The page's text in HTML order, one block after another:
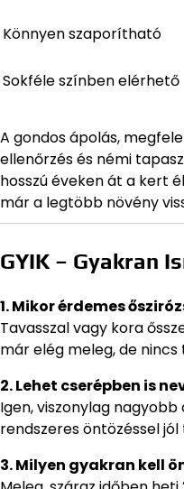
Könnyen szaporítható
Sokféle színben elérhető
A gondos ápolás,
ellenőrzés és némi
hosszú éveken át a kert
már a legtöbb növény
GYIK – Gyakran
1. Mikor érdemes
Tavasszal vagy kora
már elég meleg, de nincs
2. Lehet cserépben is
Igen, viszonylag
rendszeres öntözéssel
3. Milyen gyakran kell